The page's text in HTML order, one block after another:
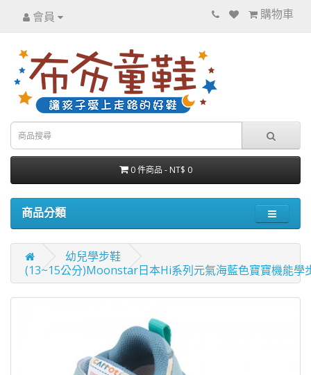
會員 購物車
0 件商品 - NT$ 0
商品分類
幼兒學步鞋
(13~15公分)Moonstar日本Hi系列元氣海藍色寶寶機能學